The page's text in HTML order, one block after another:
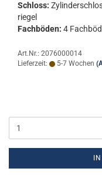
Schloss:
rie­gel
Fach­bö­den: 4
Art.Nr.: 2076000014
Lieferzeit:
5-7 Wochen